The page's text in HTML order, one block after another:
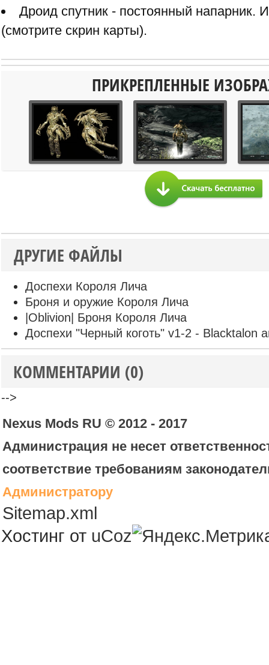
Дроид спутник - постоянный напарник.
(смотрите скрин карты).
ПРИКРЕПЛЕННЫЕ
ДРУГИЕ ФАЙЛЫ
Доспехи Короля Лича
Броня и оружие Короля Лича
|Oblivion| Броня Короля Лича
Доспехи "Черный коготь" v1-2 - Blacktalon
КОММЕНТАРИИ (0)
-->
Nexus Mods RU © 2012 - 2017
Администрация не несет
соответствие требованиям
Администратору
Sitemap.xml
Хостинг от uCoz